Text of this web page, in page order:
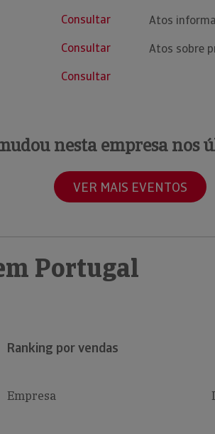
Consultar
Consultar
Consultar
Atos
Atos sobre
nesta empresa nos
VER MAIS EVENTOS
Portugal
Ranking por vendas
Empresa